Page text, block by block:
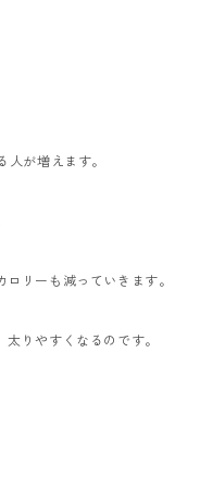
が増えます。
リーも減っていきます。
りやすくなるのです。